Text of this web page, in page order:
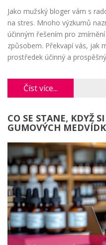
Jako mužský bloger vám s
na stres. Mnoho výzkumů
účinným řešením pro
způsobem. Překvapí vás, jak
prostředek účinný a prospěšný pro
se odradit předsudky a
přírodního léku.
Číst více...
CO SE STANE, KDYŽ
GUMOVÝCH